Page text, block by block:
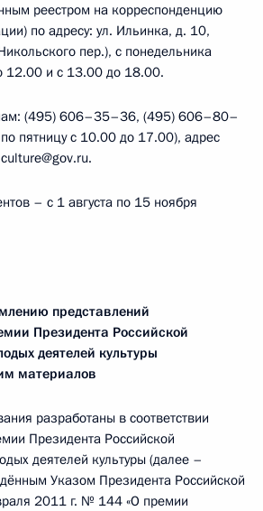
реестром на корреспонденцию
по адресу: ул. Ильинка, д. 10,
пер.), с понедельника
12.00 и с 13.00 до 18.00.
(495) 606–35–36, (495) 606–80–
пятницу с 10.00 до 17.00), адрес
– с 1 августа по 15 ноября
представлений
Президента Российской
деятелей культуры
материалов
разработаны в соответствии
Президента Российской
деятелей культуры (далее –
Указом Президента Российской
2011 г. № 144 «О премии